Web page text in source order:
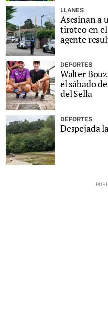
LLANES
Asesinan a
tiroteo en
agente
DEPORTES
Walter
el sábado
del Sella
DEPORTES
Despejada